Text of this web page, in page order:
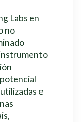
Labs en
no
e